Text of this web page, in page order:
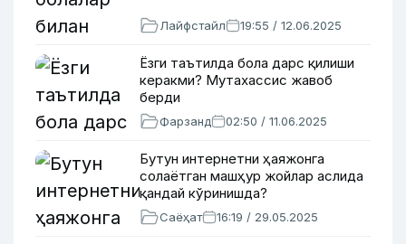
Лайфстайл 19:55 / 12.06.2025
Ёзги таътилда бола дарс қилиши
керакми? Мутахассис жавоб
берди
Фарзанд 02:50 / 11.06.2025
Бутун интернетни ҳаяжонга
солаётган машҳур жойлар аслида
қандай кўринишда?
Саёҳат 16:19 / 29.05.2025